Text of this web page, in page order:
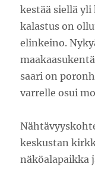
kestää siellä
kalastus on
elinkeino.
saari on
varrelle osui
keskustan
näköalapaikka